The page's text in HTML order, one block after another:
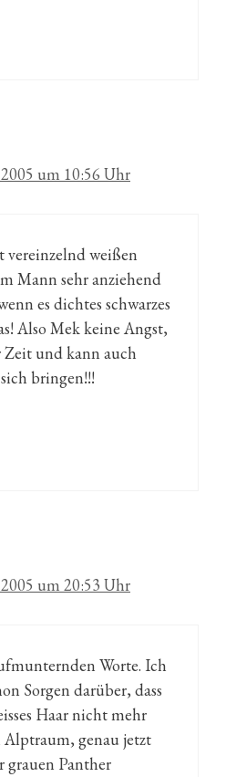
um 10:56 Uhr
vereinzelnd weißen
Mann sehr anziehend
es dichtes schwarzes
Also Mek keine Angst,
und kann auch
bringen!!!
um 20:53 Uhr
Worte. Ich
Sorgen darüber, dass
Haar nicht mehr
Alptraum, genau jetzt
Panther